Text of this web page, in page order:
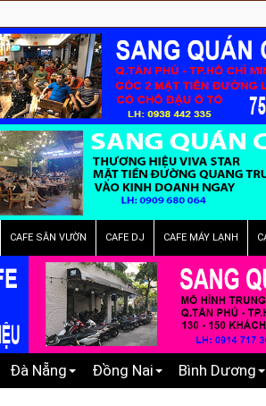
CAFE SÂN VƯỜN CAFE DJ CAFE MÁY LẠNH
Đà Nẵng Đồng Nai Bình Dương